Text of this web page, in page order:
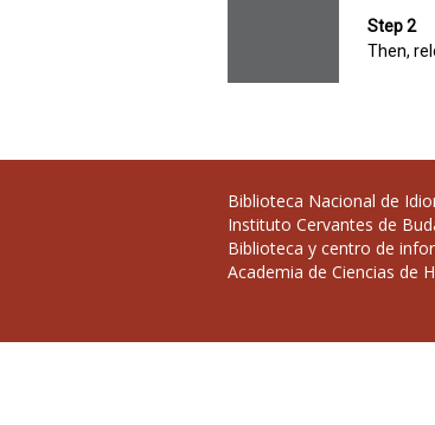
Biblioteca Nacional de
Instituto Cervantes de
Biblioteca y centro de
Academia de Ciencias de